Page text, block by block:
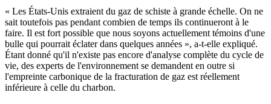
« Les États-Unis extraient du gaz de schiste à grande échelle. On ne
sait toutefois pas pendant combien de temps ils continueront à le
faire. Il est fort possible que nous soyons actuellement témoins d'une
bulle qui pourrait éclater dans quelques années », a-t-elle expliqué.
Étant donné qu'il n'existe pas encore d'analyse complète du cycle de
vie, des experts de l'environnement se demandent en outre si
l'empreinte carbonique de la fracturation de gaz est réellement
inférieure à celle du charbon.